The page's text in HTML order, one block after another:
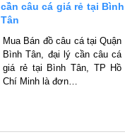
cần câu cá giá rẻ tại Bình
Tân
Mua Bán đồ câu cá tại Quận
Bình Tân, đại lý cần câu cá
giá rẻ tại Bình Tân, TP Hồ
Chí Minh là đơn…